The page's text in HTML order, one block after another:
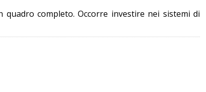
completo. Occorre investire nei sistemi di